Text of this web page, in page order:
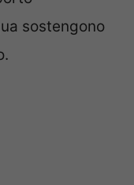
sostengono